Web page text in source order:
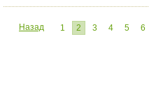
Назад 1 2 3 4 5 6